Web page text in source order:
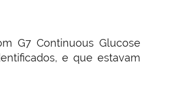
G7 Continuous Glucose
e que estavam